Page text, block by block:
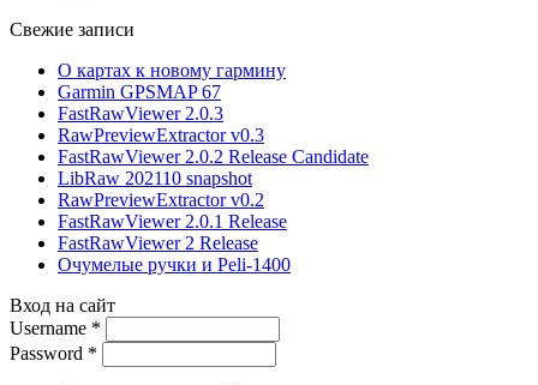
Свежие записи
О картах к новому гармину
Garmin GPSMAP 67
FastRawViewer 2.0.3
RawPreviewExtractor v0.3
FastRawViewer 2.0.2 Release Candidate
LibRaw 202110 snapshot
RawPreviewExtractor v0.2
FastRawViewer 2.0.1 Release
FastRawViewer 2 Release
Очумелые ручки и Peli-1400
Вход на сайт
Username *
Password *